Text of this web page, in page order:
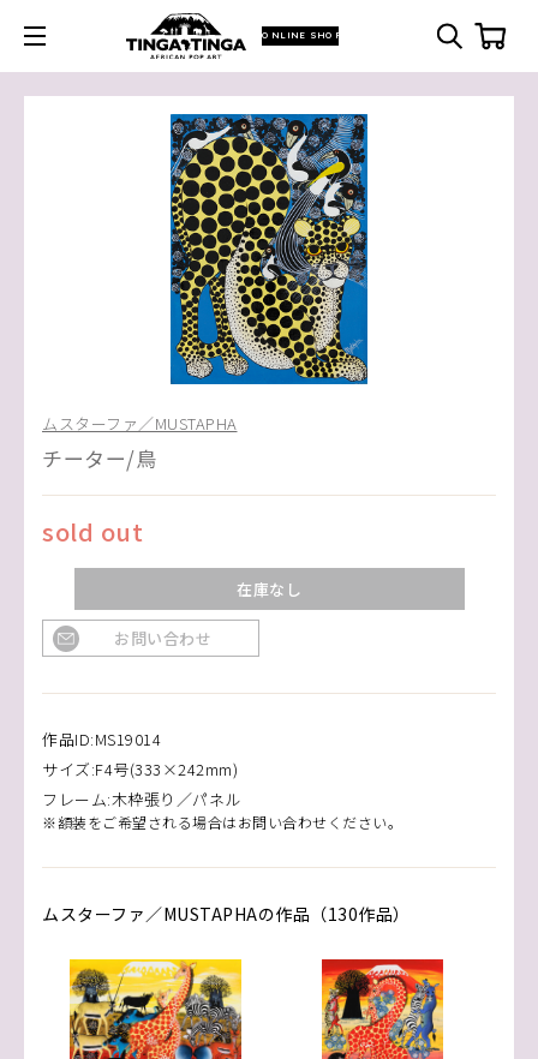
ONLINE SHOP
ムスターファ／MUSTAPHA
チーター/鳥
sold out
在庫なし
お問い合わせ
作品ID:MS19014
サイズ:F4号(333×242mm)
フレーム:木枠張り／パネル
※額装をご希望される場合はお問い合わせください。
ムスターファ／MUSTAPHAの作品（130作品）